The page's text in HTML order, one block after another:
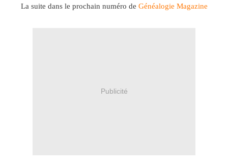
La suite dans le prochain numéro de Généalogie Magazine
Publicité